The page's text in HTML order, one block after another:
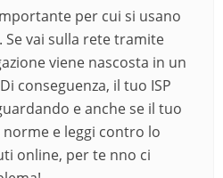
per cui si usano
Se vai sulla rete tramite
viene nascosta in un
conseguenza, il tuo ISP
e anche se il tuo
norme e leggi contro lo
online, per te nno ci